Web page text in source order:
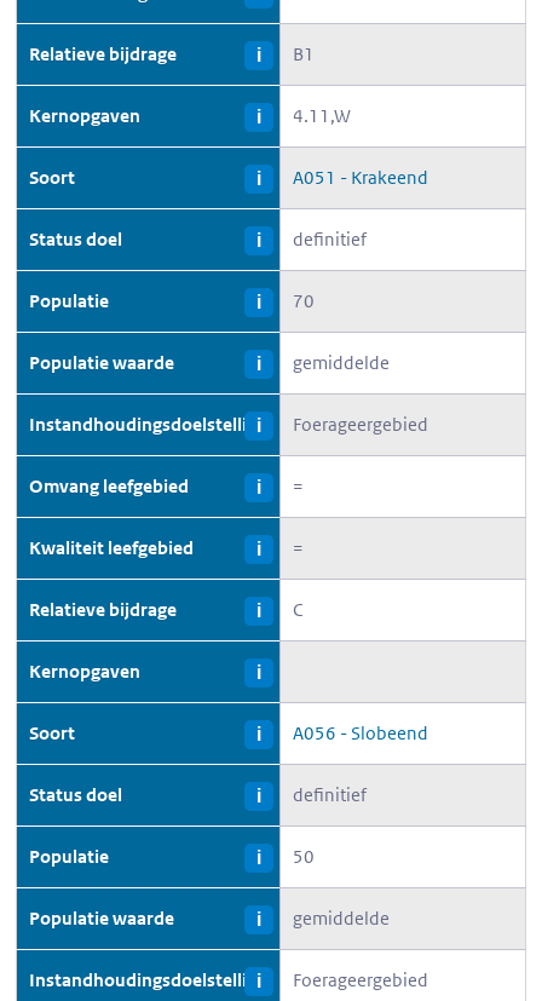
Relatieve bijdrage i B1
Kernopgaven i 4.11,W
Soort i A051 - Krakeend
Status doel i definitief
Populatie i 70
Populatie waarde i gemiddelde
Instandhoudingsdoelstellingi Foerageergebied
Omvang leefgebied i =
Kwaliteit leefgebied i =
Relatieve bijdrage i C
Kernopgaven i
Soort i A056 - Slobeend
Status doel i definitief
Populatie i 50
Populatie waarde i gemiddelde
Instandhoudingsdoelstellingi Foerageergebied